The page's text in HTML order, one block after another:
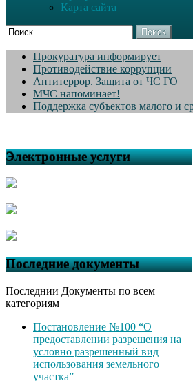
Карта сайта
Поиск
Прокуратура информирует
Противодействие коррупции
Антитеррор. Защита от ЧС ГО
МЧС напоминает!
Поддержка субъектов малого и
Электронные услуги
Последние документы
Последнии Документы по всем
категориям
Постановление №100 “О
предоставлении разрешения на
условно разрешенный вид
использования земельного
участка”